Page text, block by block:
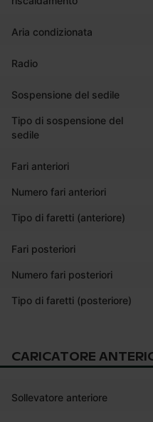
Aria condizionata
Radio
Sospensione del sedile
Tipo di sospensione del
sedile
Fari anteriori
Numero fari anteriori
Tipo di faretti (anteriore)
Fari posteriori
Numero fari posteriori
Tipo di faretti (posteriore)
CARICATORE
Sollevatore anteriore